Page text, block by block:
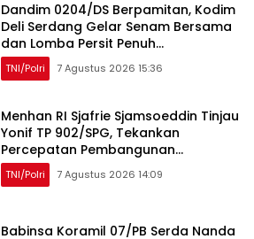
Dandim 0204/DS Berpamitan, Kodim
Deli Serdang Gelar Senam Bersama
dan Lomba Persit Penuh
Kebersamaan
TNI/Polri 7 Agustus 2026 15:36
Menhan RI Sjafrie Sjamsoeddin Tinjau
Yonif TP 902/SPG, Tekankan
Percepatan Pembangunan
Pangkalan dan Pengabdian Prajurit
kepada Rakyat
TNI/Polri 7 Agustus 2026 14:09
Babinsa Koramil 07/PB Serda Nanda